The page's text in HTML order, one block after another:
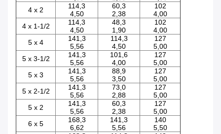
4 x 2
114,3
4,50
60,3
2,38
102
4,00
4 x 1-1/2
114,3
4,50
48,3
1,90
102
4,00
5 x 4
141,3
5,56
114,3
4,50
127
5,00
5 x 3-1/2
141,3
5,56
101,6
4,00
127
5,00
5 x 3
141,3
5,56
88,9
3,50
127
5,00
5 x 2-1/2
141,3
5,56
73,0
2,88
127
5,00
5 x 2
141,3
5,56
60,3
2,38
127
5,00
6 x 5
168,3
6,62
141,3
5,56
140
5,50